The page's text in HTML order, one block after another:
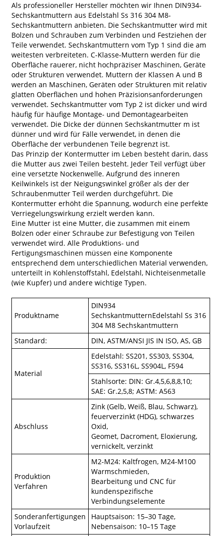
Als professioneller Hersteller möchten wir Ihnen DIN934-
Sechskantmuttern aus Edelstahl Ss 316 304 M8-
Sechskantmuttern anbieten. Die Sechskantmutter wird mit
Bolzen und Schrauben zum Verbinden und Festziehen der
Teile verwendet. Sechskantmuttern vom Typ 1 sind die am
weitesten verbreiteten. C-Klasse-Muttern werden für die
Oberfläche rauerer, nicht hochpräziser Maschinen, Geräte
oder Strukturen verwendet. Muttern der Klassen A und B
werden an Maschinen, Geräten oder Strukturen mit relativ
glatten Oberflächen und hohen Präzisionsanforderungen
verwendet. Sechskantmutter vom Typ 2 ist dicker und wird
häufig für häufige Montage- und Demontagearbeiten
verwendet. Die Dicke der dünnen Sechskantmutter m ist
dünner und wird für Fälle verwendet, in denen die
Oberfläche der verbundenen Teile begrenzt ist.
Das Prinzip der Kontermutter im Leben besteht darin, dass
die Mutter aus zwei Teilen besteht. Jeder Teil verfügt über
eine versetzte Nockenwelle. Aufgrund des inneren
Keilwinkels ist der Neigungswinkel größer als der der
Schraubenmutter Teil werden durchgeführt. Die
Kontermutter erhöht die Spannung, wodurch eine perfekte
Verriegelungswirkung erzielt werden kann.
Eine Mutter ist eine Mutter, die zusammen mit einem
Bolzen oder einer Schraube zur Befestigung von Teilen
verwendet wird. Alle Produktions- und
Fertigungsmaschinen müssen eine Komponente
entsprechend dem unterschiedlichen Material verwenden,
unterteilt in Kohlenstoffstahl, Edelstahl, Nichteisenmetalle
(wie Kupfer) und andere wichtige Typen.
Produktname
DIN934
SechskantmutternEdelstahl Ss 316
304 M8 Sechskantmuttern
Standard:
DIN, ASTM/ANSI JIS IN ISO, AS, GB
Material
Edelstahl: SS201, SS303, SS304,
SS316, SS316L, SS904L, F594
Stahlsorte: DIN: Gr.4,5,6,8,8,10;
SAE: Gr.2,5,8; ASTM: A563
Abschluss
Zink (Gelb, Weiß, Blau, Schwarz),
feuerverzinkt (HDG), schwarzes
Oxid,
Geomet, Dacroment, Eloxierung,
vernickelt, verzinkt
Produktion
Verfahren
M2-M24: Kaltfrogen, M24-M100
Warmschmieden,
Bearbeitung und CNC für
kundenspezifische
Verbindungselemente
Sonderanfertigungen
Vorlaufzeit
Hauptsaison: 15–30 Tage,
Nebensaison: 10–15 Tage